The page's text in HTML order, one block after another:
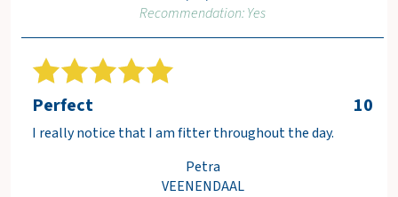
Recommendation: Yes
Petra
VEENENDAAL
Perfect 10
I really notice that I am fitter throughout the day.